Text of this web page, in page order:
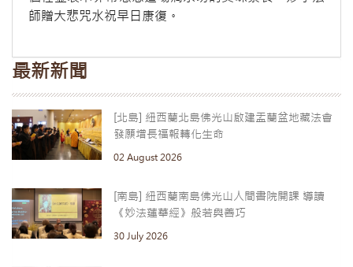
師贈大悲咒水祝早日康復。
最新新聞
[北島] 紐西蘭北島佛光山啟建盂蘭盆地藏法會
發願增長福報轉化生命
02 August 2026
[南島] 紐西蘭南島佛光山人間書院開課 導讀
《妙法蓮華經》般若與善巧
30 July 2026